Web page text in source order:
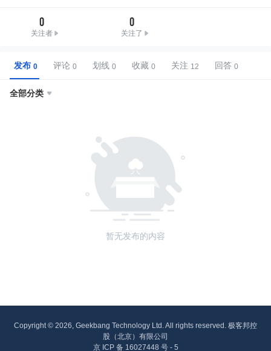
0
关注者
0
关注了
发布 评论 划线 收藏 关注 回答
全部分类 
暂无发布的内容
Copyright © 2026, Geekbang Technology Ltd. All rights reserved. 极客邦控
股（北京）有限公司
京 ICP 备 16027448 号 - 5